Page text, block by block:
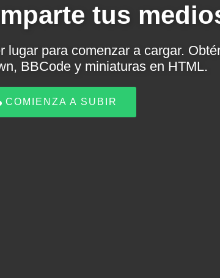
tus
lugar para comenzar a cargar.
BBCode y miniaturas en HTML.
COMIENZA A SUBIR